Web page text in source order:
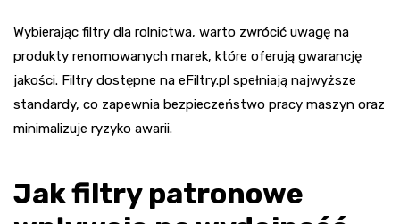
Wybierając filtry dla rolnictwa, warto zwrócić uwagę na
produkty renomowanych marek, które oferują gwarancję
jakości. Filtry dostępne na eFiltry.pl spełniają najwyższe
standardy, co zapewnia bezpieczeństwo pracy maszyn oraz
minimalizuje ryzyko awarii.
Jak filtry patronowe